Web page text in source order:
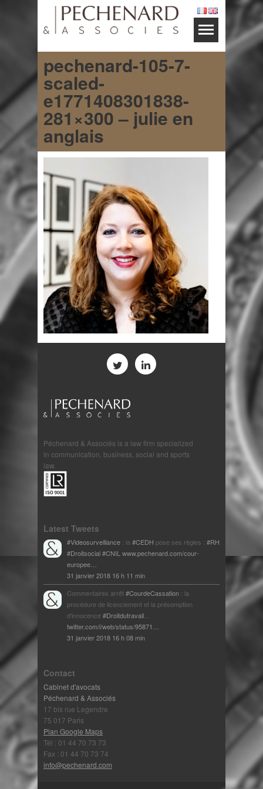
pechenard-105-7-
scaled-
e1771408301838-
281×300 – julie en
anglais
Péchenard & Associés is a law firm specialized
in communication, business, social and sports
law.
Latest Tweets
#Videosurveillance : la#CEDH pose ses règles : #RH
#Droitsocial#CNILwww.pechenard.com/cour-
europee…
31 janvier 2018 16 h 11 min
Commentaires arrêt#CourdeCassation : la
procédure de licenciement et la présomption
d'innocence#Droitdutravail…
twitter.com/i/web/status/95871…
31 janvier 2018 16 h 08 min
Contact
Cabinet d'avocats
Péchenard & Associés
17 bis rue Legendre
75 017 Paris
Plan Google Maps
Tél : 01 44 70 73 73
Fax : 01 44 70 73 74
info@pechenard.com